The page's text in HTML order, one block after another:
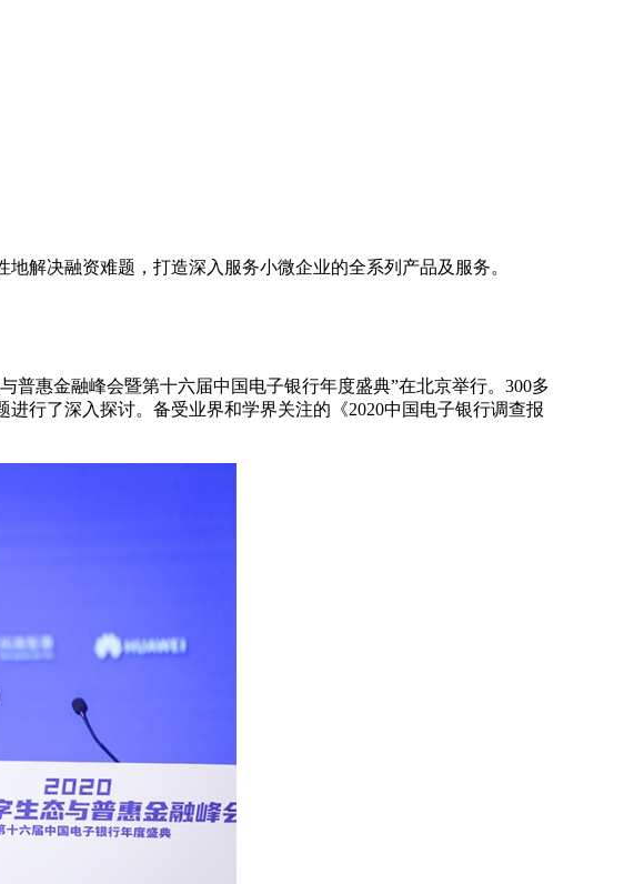
解决融资难题，打造深入服务小微企业的全系列产品及服务。
普惠金融峰会暨第十六届中国电子银行年度盛典”在北京举行。300多
行了深入探讨。备受业界和学界关注的《2020中国电子银行调查报